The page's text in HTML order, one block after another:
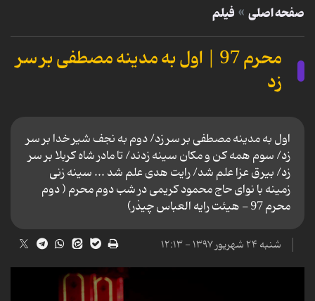
صفحه اصلی فیلم
محرم 97 | اول به مدینه مصطفی بر سر
زد
اول به مدینه مصطفی بر سر زد/ دوم به نجف شیر خدا بر سر
زد/ سوم همه کن و مکان سینه زدند/ تا مادر شاه کربلا بر سر
زد/ بیرق عزا علم شد/ رایت هدی علم شد ... سینه زنی
زمینه با نوای حاج محمود کریمی در شب دوم محرم ( دوم
محرم 97 - هیئت رایه العباس چیذر)
شنبه ۲۴ شهریور ۱۳۹۷ - ۱۲:۱۳